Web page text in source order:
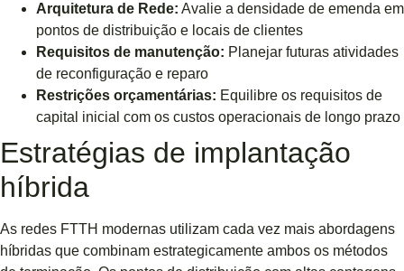
Arquitetura de Rede: Avalie a densidade de emenda em
pontos de distribuição e locais de clientes
Requisitos de manutenção: Planejar futuras atividades
de reconfiguração e reparo
Restrições orçamentárias: Equilibre os requisitos de
capital inicial com os custos operacionais de longo prazo
Estratégias de implantação
híbrida
As redes FTTH modernas utilizam cada vez mais abordagens
híbridas que combinam estrategicamente ambos os métodos